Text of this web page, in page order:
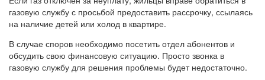
газовую службу с просьбой предоставить рассрочку, ссылаясь
на наличие детей или холод в квартире.
В случае споров необходимо посетить отдел абонентов и
обсудить свою финансовую ситуацию. Просто звонка в
газовую службу для решения проблемы будет недостаточно.